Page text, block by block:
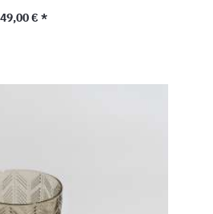
normal:
€ *